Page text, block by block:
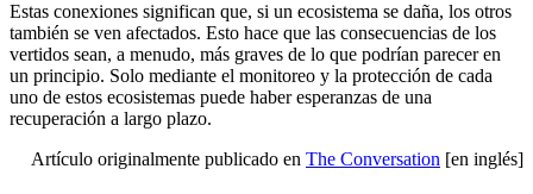
Estas conexiones significan que, si un ecosistema se daña, los otros
también se ven afectados. Esto hace que las consecuencias de los
vertidos sean, a menudo, más graves de lo que podrían parecer en
un principio. Solo mediante el monitoreo y la protección de cada
uno de estos ecosistemas puede haber esperanzas de una
recuperación a largo plazo.
Artículo originalmente publicado en The Conversation [en inglés]